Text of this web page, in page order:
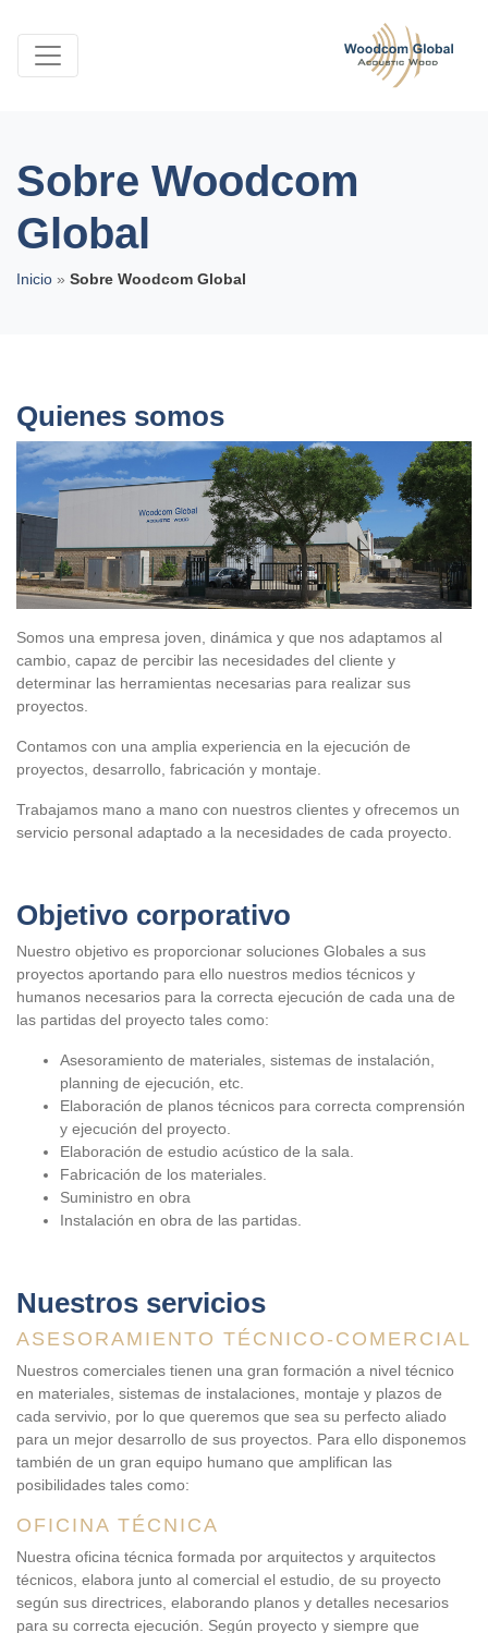
Sobre Woodcom
Global
Inicio » Sobre Woodcom Global
Quienes somos
Somos una empresa joven, dinámica y que nos adaptamos al
cambio, capaz de percibir las necesidades del cliente y
determinar las herramientas necesarias para realizar sus
proyectos.
Contamos con una amplia experiencia en la ejecución de
proyectos, desarrollo, fabricación y montaje.
Trabajamos mano a mano con nuestros clientes y ofrecemos un
servicio personal adaptado a la necesidades de cada proyecto.
Objetivo corporativo
Nuestro objetivo es proporcionar soluciones Globales a sus
proyectos aportando para ello nuestros medios técnicos y
humanos necesarios para la correcta ejecución de cada una de
las partidas del proyecto tales como:
Asesoramiento de materiales, sistemas de instalación,
planning de ejecución, etc.
Elaboración de planos técnicos para correcta comprensión
y ejecución del proyecto.
Elaboración de estudio acústico de la sala.
Fabricación de los materiales.
Suministro en obra
Instalación en obra de las partidas.
Nuestros servicios
ASESORAMIENTO TÉCNICO-COMERCIAL
Nuestros comerciales tienen una gran formación a nivel técnico
en materiales, sistemas de instalaciones, montaje y plazos de
cada servivio, por lo que queremos que sea su perfecto aliado
para un mejor desarrollo de sus proyectos. Para ello disponemos
también de un gran equipo humano que amplifican las
posibilidades tales como:
OFICINA TÉCNICA
Nuestra oficina técnica formada por arquitectos y arquitectos
técnicos, elabora junto al comercial el estudio, de su proyecto
según sus directrices, elaborando planos y detalles necesarios
para su correcta ejecución. Según proyecto y siempre que